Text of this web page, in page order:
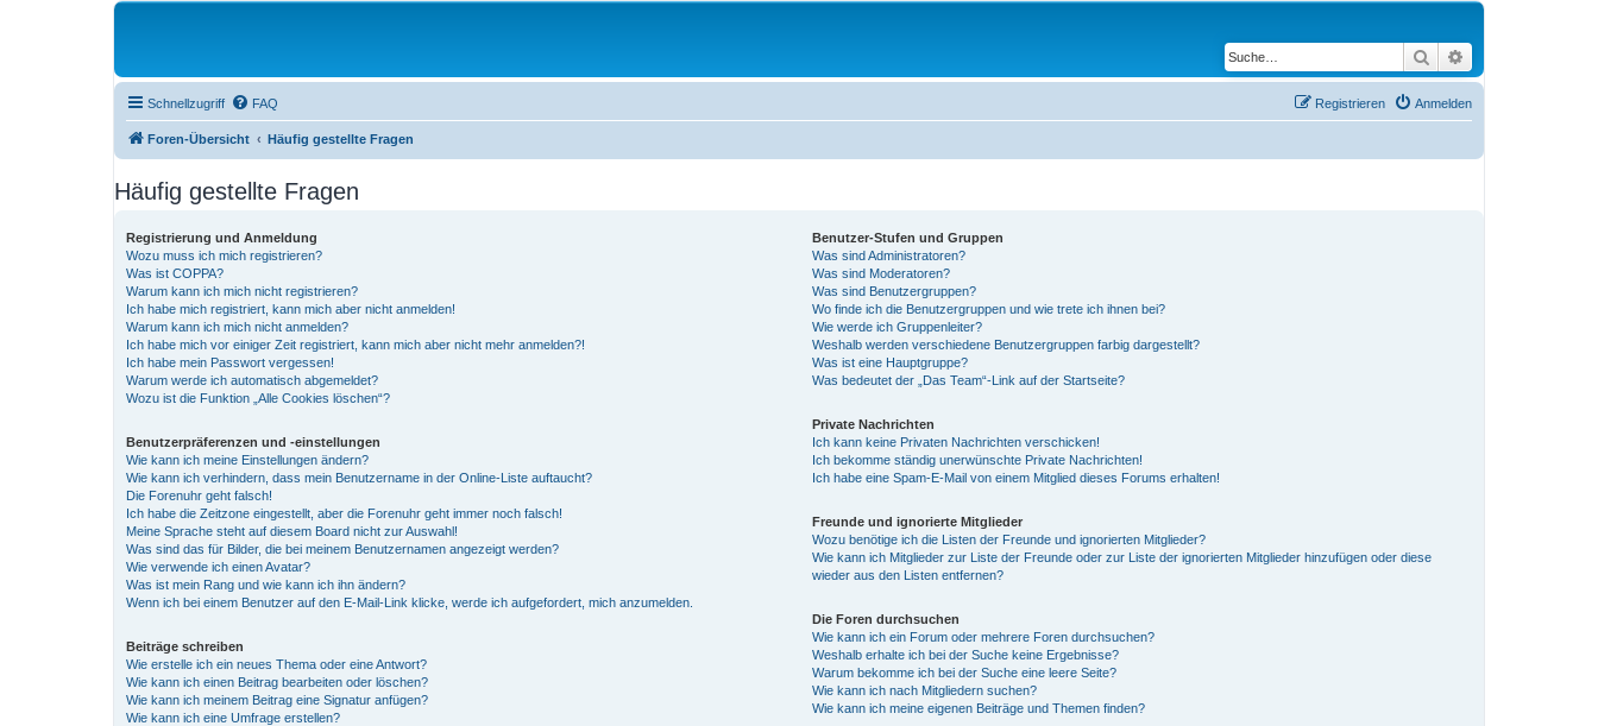
Suche
Schnellzugriff FAQ Anmelden
Registrieren
Foren-Übersicht Häufig gestellte Fragen
Häufig gestellte Fragen
Registrierung und Anmeldung
Wozu muss ich mich registrieren?
Was ist COPPA?
Warum kann ich mich nicht registrieren?
Ich habe mich registriert, kann mich aber nicht anmelden!
Warum kann ich mich nicht anmelden?
Ich habe mich vor einiger Zeit registriert, kann mich aber nicht mehr anmelden?!
Ich habe mein Passwort vergessen!
Warum werde ich automatisch abgemeldet?
Wozu ist die Funktion „Alle Cookies löschen“?
Benutzerpräferenzen und -einstellungen
Wie kann ich meine Einstellungen ändern?
Wie kann ich verhindern, dass mein Benutzername in der Online-Liste auftaucht?
Die Forenuhr geht falsch!
Ich habe die Zeitzone eingestellt, aber die Forenuhr geht immer noch falsch!
Meine Sprache steht auf diesem Board nicht zur Auswahl!
Was sind das für Bilder, die bei meinem Benutzernamen angezeigt werden?
Wie verwende ich einen Avatar?
Was ist mein Rang und wie kann ich ihn ändern?
Wenn ich bei einem Benutzer auf den E-Mail-Link klicke, werde ich aufgefordert, mich anzumelden.
Beiträge schreiben
Wie erstelle ich ein neues Thema oder eine Antwort?
Wie kann ich einen Beitrag bearbeiten oder löschen?
Wie kann ich meinem Beitrag eine Signatur anfügen?
Wie kann ich eine Umfrage erstellen?
Benutzer-Stufen und Gruppen
Was sind Administratoren?
Was sind Moderatoren?
Was sind Benutzergruppen?
Wo finde ich die Benutzergruppen und wie trete ich ihnen bei?
Wie werde ich Gruppenleiter?
Weshalb werden verschiedene Benutzergruppen farbig dargestellt?
Was ist eine Hauptgruppe?
Was bedeutet der „Das Team“-Link auf der Startseite?
Private Nachrichten
Ich kann keine Privaten Nachrichten verschicken!
Ich bekomme ständig unerwünschte Private Nachrichten!
Ich habe eine Spam-E-Mail von einem Mitglied dieses Forums erhalten!
Freunde und ignorierte Mitglieder
Wozu benötige ich die Listen der Freunde und ignorierten Mitglieder?
Wie kann ich Mitglieder zur Liste der Freunde oder zur Liste der ignorierten Mitglieder hinzufügen oder diese
wieder aus den Listen entfernen?
Die Foren durchsuchen
Wie kann ich ein Forum oder mehrere Foren durchsuchen?
Weshalb erhalte ich bei der Suche keine Ergebnisse?
Warum bekomme ich bei der Suche eine leere Seite?
Wie kann ich nach Mitgliedern suchen?
Wie kann ich meine eigenen Beiträge und Themen finden?